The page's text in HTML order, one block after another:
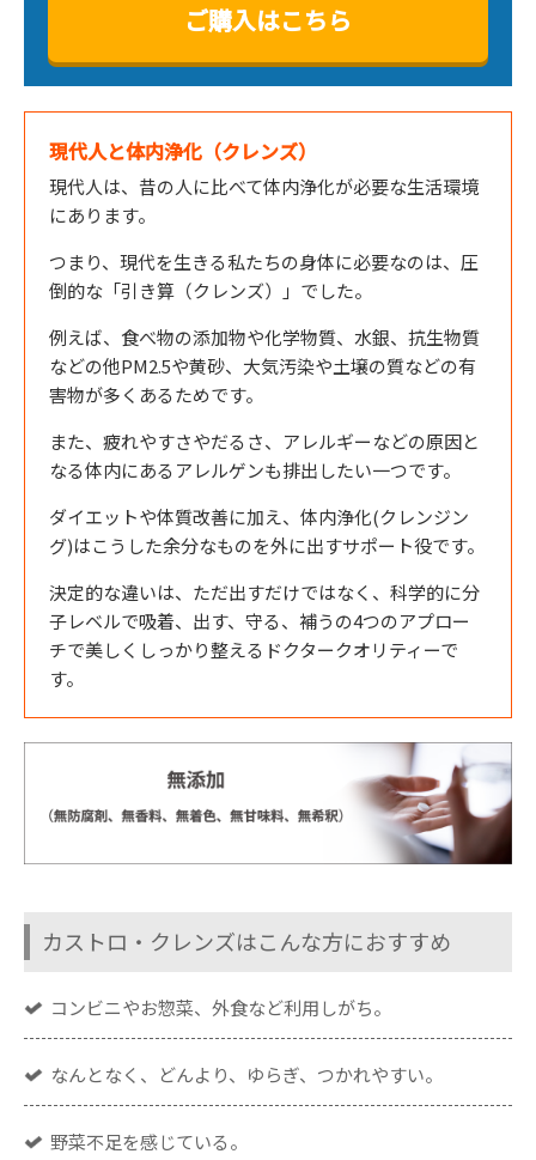
ご購入はこちら
現代人と体内浄化（クレンズ）
現代人は、昔の人に比べて体内浄化が必要な生活環境
にあります。
つまり、現代を生きる私たちの身体に必要なのは、圧
倒的な「引き算（クレンズ）」でした。
例えば、食べ物の添加物や化学物質、水銀、抗生物質
などの他PM2.5や黄砂、大気汚染や土壌の質などの有
害物が多くあるためです。
また、疲れやすさやだるさ、アレルギーなどの原因と
なる体内にあるアレルゲンも排出したい一つです。
ダイエットや体質改善に加え、体内浄化(クレンジン
グ)はこうした余分なものを外に出すサポート役です。
決定的な違いは、ただ出すだけではなく、科学的に分
子レベルで吸着、出す、守る、補うの4つのアプロー
チで美しくしっかり整えるドクタークオリティーで
す。
カストロ・クレンズはこんな方におすすめ
コンビニやお惣菜、外食など利用しがち。
なんとなく、どんより、ゆらぎ、つかれやすい。
野菜不足を感じている。